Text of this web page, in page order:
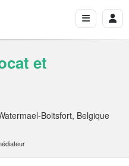
et
Boitsfort, Belgique